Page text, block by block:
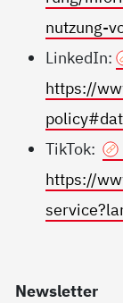
nutzung-
LinkedIn:
https://
TikTok:
https://
Newsletter